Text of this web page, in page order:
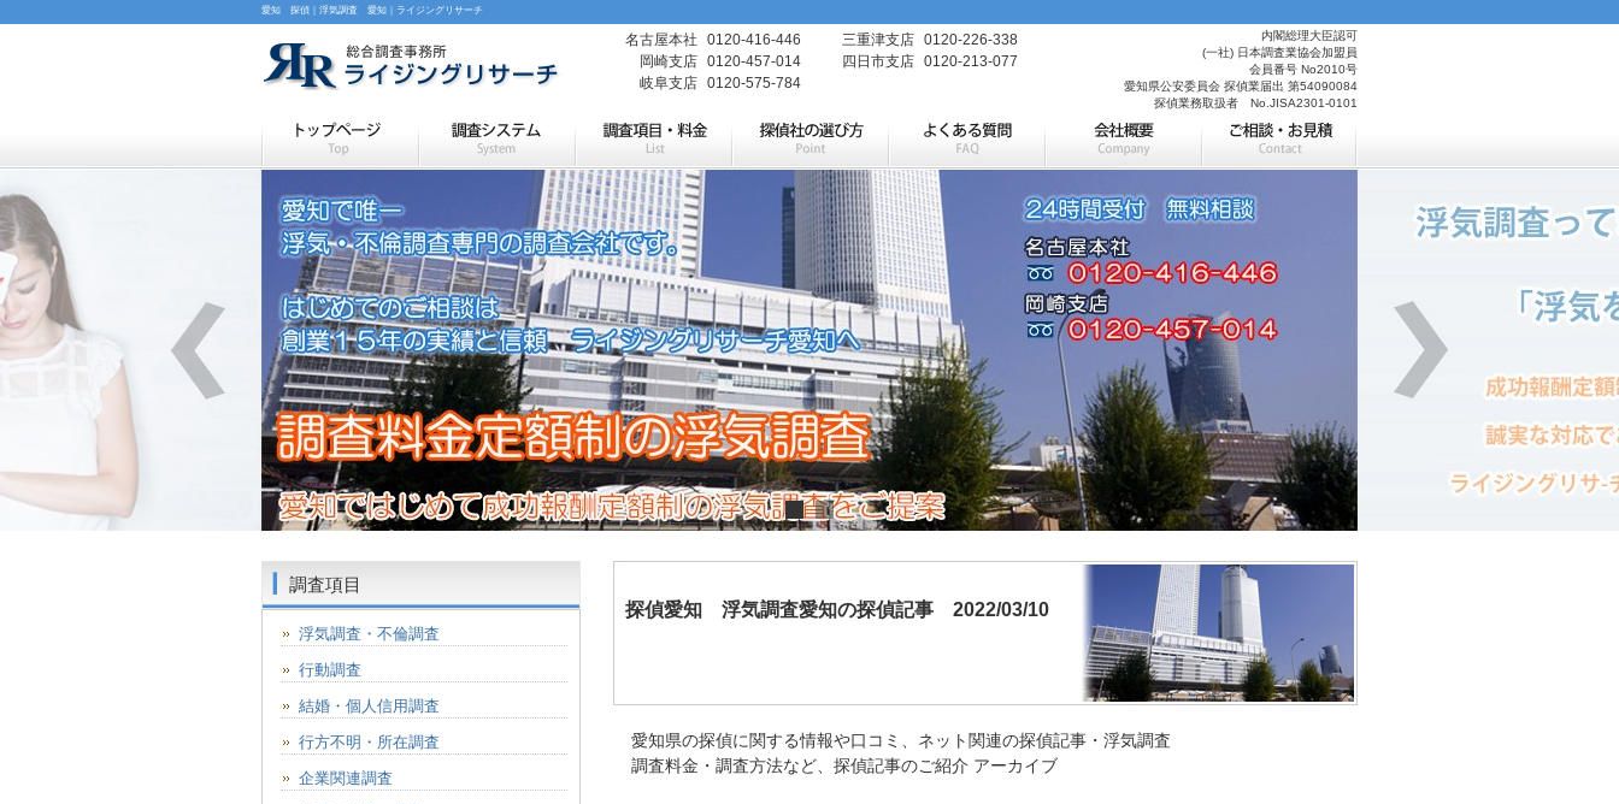
愛知 探偵｜浮気調査 愛知｜ライジングリサーチ
名古屋本社 0120-416-446 三重津支店 0120-226-338
岡崎支店 0120-457-014 四日市支店 0120-213-077
岐阜支店 0120-575-784
内閣総理大臣認可
(一社) 日本調査業協会加盟員
会員番号 No2010号
愛知県公安委員会 探偵業届出 第54090084
探偵業務取扱者 No.JISA2301-0101
探偵愛知 浮気調査愛知の探偵記事 2022/03/10
愛知県の探偵に関する情報や口コミ、ネット関連の探偵記事・浮気調査
調査料金・調査方法など、探偵記事のご紹介 アーカイブ
調査項目
浮気調査・不倫調査
行動調査
結婚・個人信用調査
行方不明・所在調査
企業関連調査